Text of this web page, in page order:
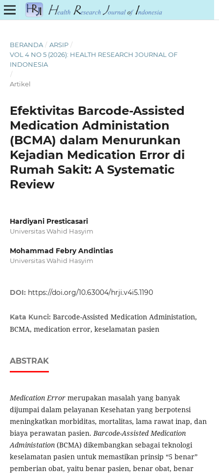
BERANDA / ARSIP /
VOL 4 NO 5 (2026): HEALTH RESEARCH JOURNAL OF
INDONESIA
/
Artikel
Efektivitas Barcode-Assisted
Medication Administation
(BCMA) dalam Menurunkan
Kejadian Medication Error di
Rumah Sakit: A Systematic
Review
Hardiyani Presticasari
Universitas Wahid Hasyim
Mohammad Febry Andintias
Universitas Wahid Hasyim
DOI: https://doi.org/10.63004/hrji.v4i5.1190
Kata Kunci: Barcode-Assisted Medication Administation,
BCMA, medication error, keselamatan pasien
ABSTRAK
Medication Errormerupakan masalah yang banyak
dijumpai dalam pelayanan Kesehatan yang berpotensi
meningkatkan morbiditas, mortalitas, lama rawat inap, dan
biaya perawatan pasien.Barcode-Assisted Medication
Administation(BCMA) dikembangkan sebagai teknologi
keselamatan pasien untuk memastikan prinsip “5 benar”
pemberian obat, yaitu benar pasien, benar obat, benar